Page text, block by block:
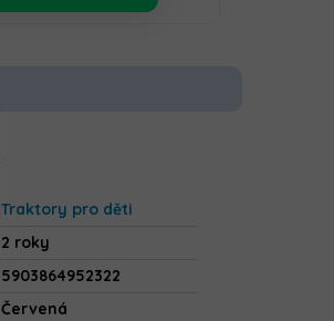
Traktory pro děti
2 roky
5903864952322
Červená